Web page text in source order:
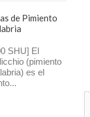
de Pimiento
SHU] El
(pimiento
es el